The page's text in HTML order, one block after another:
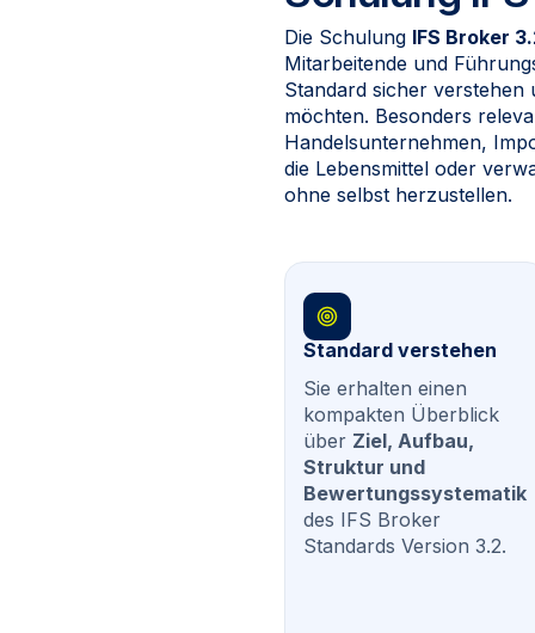
Die Schulung IFS Broker
Mitarbeitende und
Standard sicher verstehen
möchten. Besonders
Handelsunternehmen,
die Lebensmittel oder
ohne selbst herzustellen.
Standard verstehen
Sie erhalten einen
kompakten Überblick
über Ziel, Aufbau,
Struktur und
Bewertungssystematik
des IFS Broker
Standards Version 3.2.